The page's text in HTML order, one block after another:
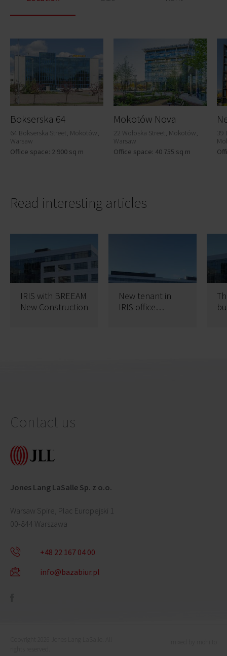
Bokserska 64
64 Bokserska Street, Mokotów,
Warsaw
Office space: 2 900 sq m
Mokotów Nova
22 Wołoska Street, Mokotów,
Warsaw
Office space: 40 755 sq m
39
Read interesting articles
IRIS with BREEAM
New Construction
New tenant in
IRIS office
Contact us
Jones Lang LaSalle Sp. z o.o.
Warsaw Spire, Plac Europejski 1
00-844 Warszawa
+48 22 167 04 00
info@bazabiur.pl